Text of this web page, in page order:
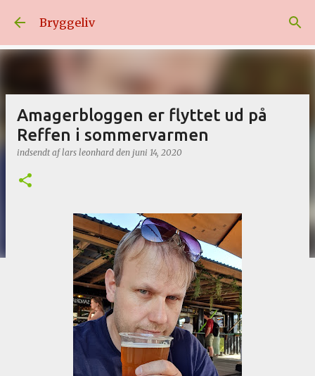
Gå videre til hovedindholdet
Bryggeliv
Amagerbloggen er flyttet ud på
Reffen i sommervarmen
indsendt aflars leonhard den juni 14, 2020